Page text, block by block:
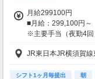
月給299100円
■月給：299,100円～
※主要手当（夜勤4
※能力や経験により
※大卒3年目給与額
JR東日本JR横須賀線
シフト1ヶ月毎提出 朝